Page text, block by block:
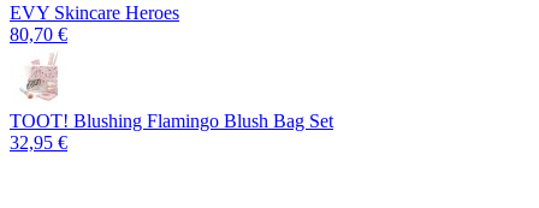
EVY Skincare Heroes
80,70 €
TOOT! Blushing Flamingo Blush Bag Set
32,95 €